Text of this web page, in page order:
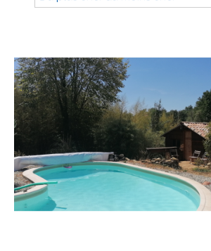
Surface
Surface
Pièces
Pièces
Référence